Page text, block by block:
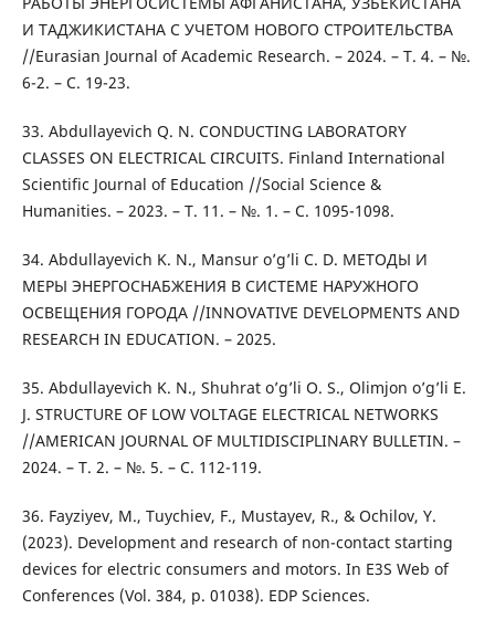
И ТАДЖИКИСТАНА С УЧЕТОМ НОВОГО СТРОИТЕЛЬСТВА
//Eurasian Journal of Academic Research. – 2024. – Т. 4. – №.
6-2. – С. 19-23.
33. Abdullayevich Q. N. CONDUCTING LABORATORY
CLASSES ON ELECTRICAL CIRCUITS. Finland International
Scientific Journal of Education //Social Science &
Humanities. – 2023. – Т. 11. – №. 1. – С. 1095-1098.
34. Abdullayevich K. N., Mansur o’g’li C. D. МЕТОДЫ И
МЕРЫ ЭНЕРГОСНАБЖЕНИЯ В СИСТЕМЕ НАРУЖНОГО
ОСВЕЩЕНИЯ ГОРОДА //INNOVATIVE DEVELOPMENTS AND
RESEARCH IN EDUCATION. – 2025.
35. Abdullayevich K. N., Shuhrat o’g’li O. S., Olimjon o’g’li E.
J. STRUCTURE OF LOW VOLTAGE ELECTRICAL NETWORKS
//AMERICAN JOURNAL OF MULTIDISCIPLINARY BULLETIN. –
2024. – Т. 2. – №. 5. – С. 112-119.
36. Fayziyev, M., Tuychiev, F., Mustayev, R., & Ochilov, Y.
(2023). Development and research of non-contact starting
devices for electric consumers and motors. In E3S Web of
Conferences (Vol. 384, p. 01038). EDP Sciences.